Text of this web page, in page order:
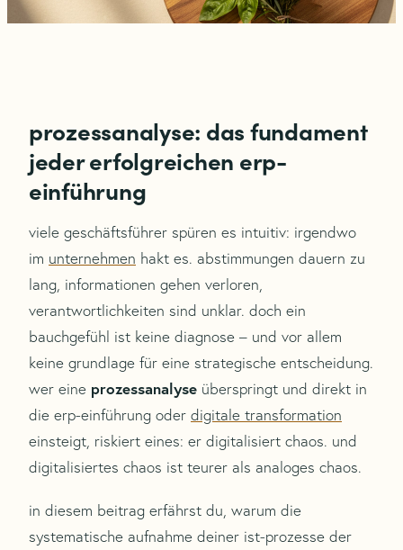
prozessanalyse: das fundament
jeder erfolgreichen erp-
einführung
viele geschäftsführer spüren es intuitiv: irgendwo
im unternehmen hakt es. abstimmungen dauern zu
lang, informationen gehen verloren,
verantwortlichkeiten sind unklar. doch ein
bauchgefühl ist keine diagnose – und vor allem
keine grundlage für eine strategische entscheidung.
wer eine prozessanalyse überspringt und direkt in
die erp-einführung oder digitale transformation
einsteigt, riskiert eines: er digitalisiert chaos. und
digitalisiertes chaos ist teurer als analoges chaos.
in diesem beitrag erfährst du, warum die
systematische aufnahme deiner ist-prozesse der